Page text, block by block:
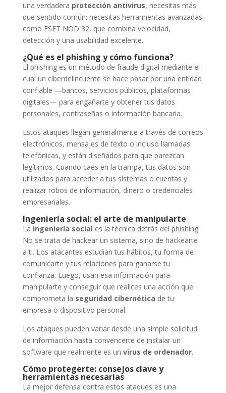
una verdadera protección antivirus, necesitas más
que sentido común: necesitas herramientas avanzadas
como ESET NOD 32, que combina velocidad,
detección y una usabilidad excelente.
¿Qué es el phishing y cómo funciona?
El phishing es un método de fraude digital mediante el
cual un ciberdelincuente se hace pasar por una entidad
confiable —bancos, servicios públicos, plataformas
digitales— para engañarte y obtener tus datos
personales, contraseñas o información bancaria.
Estos ataques llegan generalmente a través de correos
electrónicos, mensajes de texto o incluso llamadas
telefónicas, y están diseñados para que parezcan
legítimos. Cuando caes en la trampa, tus datos son
utilizados para acceder a tus sistemas o cuentas y
realizar robos de información, dinero o credenciales
empresariales.
Ingeniería social: el arte de manipularte
La ingeniería social es la técnica detrás del phishing.
No se trata de hackear un sistema, sino de hackearte
a ti. Los atacantes estudian tus hábitos, tu forma de
comunicarte y tus relaciones para ganarse tu
confianza. Luego, usan esa información para
manipularte y conseguir que realices una acción que
comprometa la seguridad cibernética de tu
empresa o dispositivo personal.
Los ataques pueden variar desde una simple solicitud
de información hasta convencerte de instalar un
software que realmente es un virus de ordenador.
Cómo protegerte: consejos clave y
herramientas necesarias
La mejor defensa contra estos ataques es una